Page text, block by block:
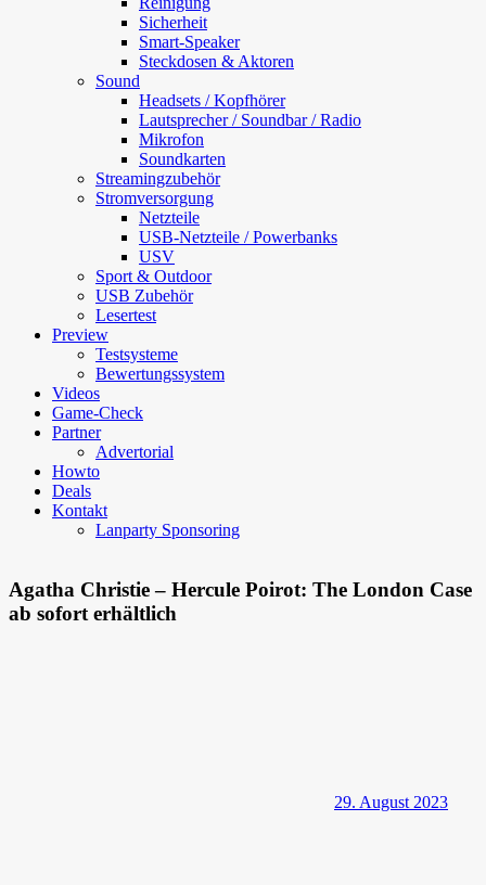
Sicherheit
Smart-Speaker
Steckdosen & Aktoren
Sound
Headsets / Kopfhörer
Lautsprecher / Soundbar / Radio
Mikrofon
Soundkarten
Streamingzubehör
Stromversorgung
Netzteile
USB-Netzteile / Powerbanks
USV
Sport & Outdoor
USB Zubehör
Lesertest
Preview
Testsysteme
Bewertungssystem
Videos
Game-Check
Partner
Advertorial
Howto
Deals
Kontakt
Lanparty Sponsoring
Agatha Christie – Hercule Poirot: The London Case
ab sofort erhältlich
29. August 2023